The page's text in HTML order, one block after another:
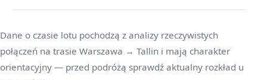
Dane o czasie lotu pochodzą z analizy rzeczywistych
połączeń na trasie Warszawa → Tallin i mają charakter
orientacyjny — przed podróżą sprawdź aktualny rozkład u